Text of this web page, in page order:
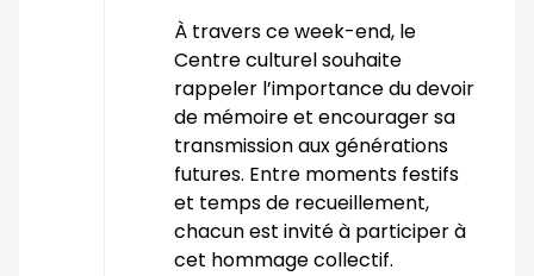
À travers ce week-end, le
Centre culturel souhaite
rappeler l’importance du devoir
de mémoire et encourager sa
transmission aux générations
futures. Entre moments festifs
et temps de recueillement,
chacun est invité à participer à
cet hommage collectif.